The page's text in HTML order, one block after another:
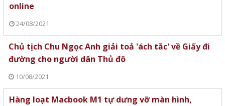
online
24/08/2021
Chủ tịch Chu Ngọc Anh giải toả 'ách tắc' về Giấy đi
đường cho người dân Thủ đô
10/08/2021
Hàng loạt Macbook M1 tự dưng vỡ màn hình,